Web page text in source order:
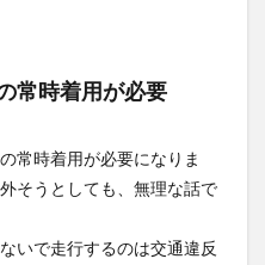
常時着用が必要
常時着用が必要になりま
そうとしても、無理な話で
いで走行するのは交通違反